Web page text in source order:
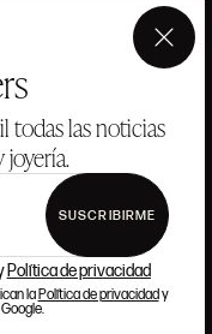
todas las noticias
SUSCRIBIRME
Política de privacidad
laPolítica de privacidady
×